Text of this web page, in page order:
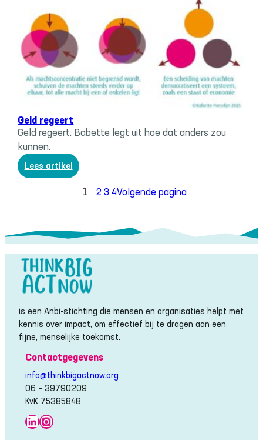
nieuwe
jaar?
Werk & geld
Geld regeert
Geld regeert. Babette legt uit hoe dat anders zou
kunnen.
Lees artikel:
Geld
regeert
1 2 3 4Volgende pagina
is een Anbi-stichting die mensen en organisaties helpt met
kennis over impact, om effectief bij te dragen aan een
fijne, menselijke toekomst.
Contactgegevens
info@thinkbigactnow.org
06 – 39790209
KvK 75385848
LinkedIn
Instagram